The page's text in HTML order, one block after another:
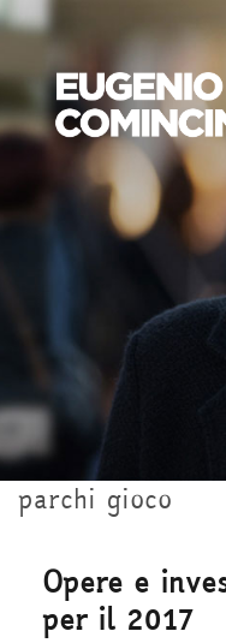
parchi gioco
Opere e
per il 2017